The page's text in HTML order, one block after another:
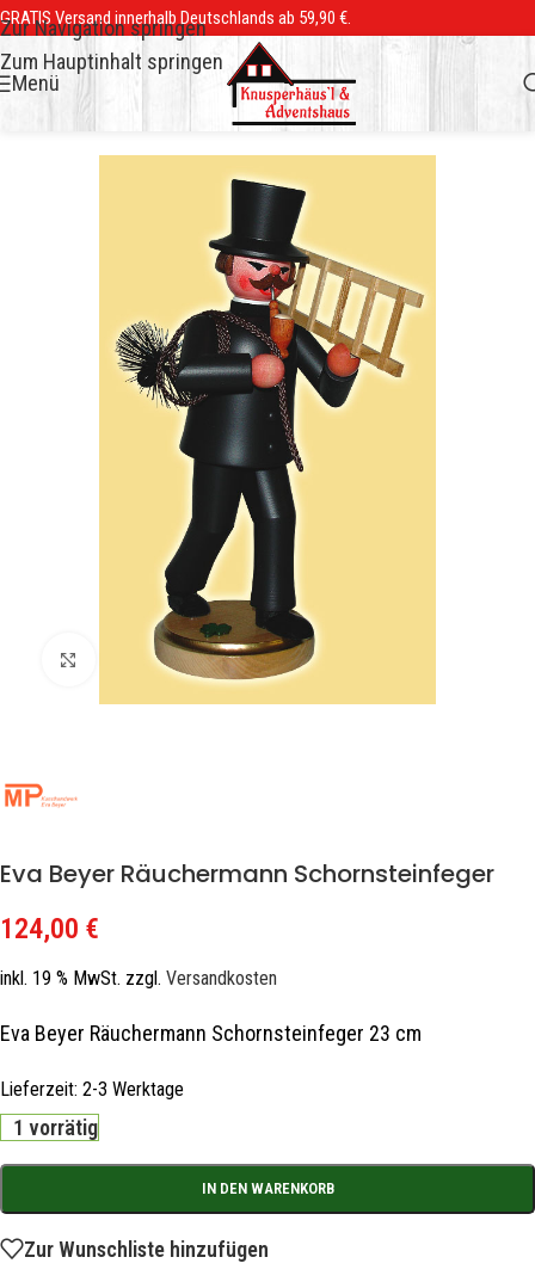
Zur Navigation springen
Zum Hauptinhalt springen
GRATIS Versand innerhalb Deutschlands ab 59,90 €.
Menü
Zum Vergrößern klicken
Eva Beyer Räuchermann Schornsteinfeger
124,00 €
inkl. 19 % MwSt. zzgl. Versandkosten
Eva Beyer Räuchermann Schornsteinfeger 23 cm
Lieferzeit: 2-3 Werktage
1 vorrätig
IN DEN WARENKORB
Zur Wunschliste hinzufügen